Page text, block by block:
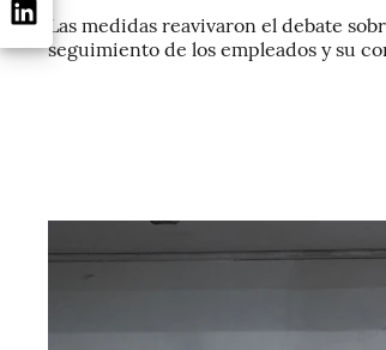
Las medidas reavivaron el debate
seguimiento de los empleados y su